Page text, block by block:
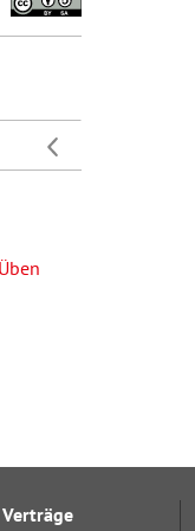
Üben
Verträge